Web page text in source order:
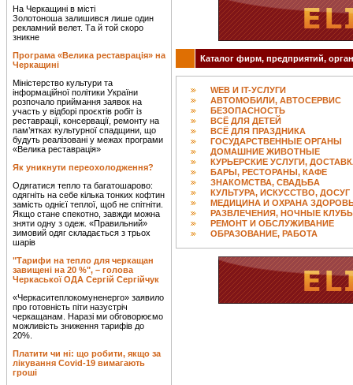
На Черкащині в місті
Золотоноша залишився лише один
рекламний велет. Та й той скоро
зникне
Програма «Велика реставрація» на
Черкащині
Міністерство культури та
інформаційної політики України
розпочало приймання заявок на
участь у відборі проєктів робіт із
реставрації, консервації, ремонту на
пам’ятках культурної спадщини, що
будуть реалізовані у межах програми
«Велика реставрація»
Як уникнути переохолодження?
Одягатися тепло та багатошарово:
одягніть на себе кілька тонких кофтин
замість однієї теплої, щоб не спітніти.
Якщо стане спекотно, завжди можна
зняти одну з одеж. «Правильний»
зимовий одяг складається з трьох
шарів
"Тарифи на тепло для черкащан
завищені на 20 %", – голова
Черкаської ОДА Сергій Сергійчук
«Черкаситеплокомуненерго» заявило
про готовність піти назустріч
черкащанам. Наразі ми обговорюємо
можливість зниження тарифів до
20%.
Платити чи ні: що робити, якщо за
лікування Covid-19 вимагають
гроші
Каталог фирм, предприятий,
WEB И IT-УСЛУГИ
АВТОМОБИЛИ, АВТОСЕРВИС
БЕЗОПАСНОСТЬ
ВСЁ ДЛЯ ДЕТЕЙ
ВСЁ ДЛЯ ПРАЗДНИКА
ГОСУДАРСТВЕННЫЕ ОРГАНЫ
ДОМАШНИЕ ЖИВОТНЫЕ
КУРЬЕРСКИЕ УСЛУГИ,
БАРЫ, РЕСТОРАНЫ, КАФЕ
ЗНАКОМСТВА, СВАДЬБА
КУЛЬТУРА, ИСКУССТВО, ДОСУГ
МЕДИЦИНА И ОХРАНА
РАЗВЛЕЧЕНИЯ, НОЧНЫЕ
РЕМОНТ И ОБСЛУЖИВАНИЕ
ОБРАЗОВАНИЕ, РАБОТА